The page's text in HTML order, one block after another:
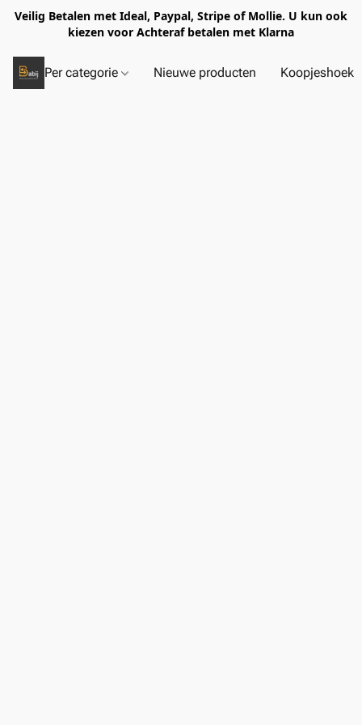
Veilig Betalen met Ideal, Paypal, Stripe of Mollie. U kun ook
kiezen voor Achteraf betalen met Klarna
Per categorie Nieuwe producten Koopjeshoek